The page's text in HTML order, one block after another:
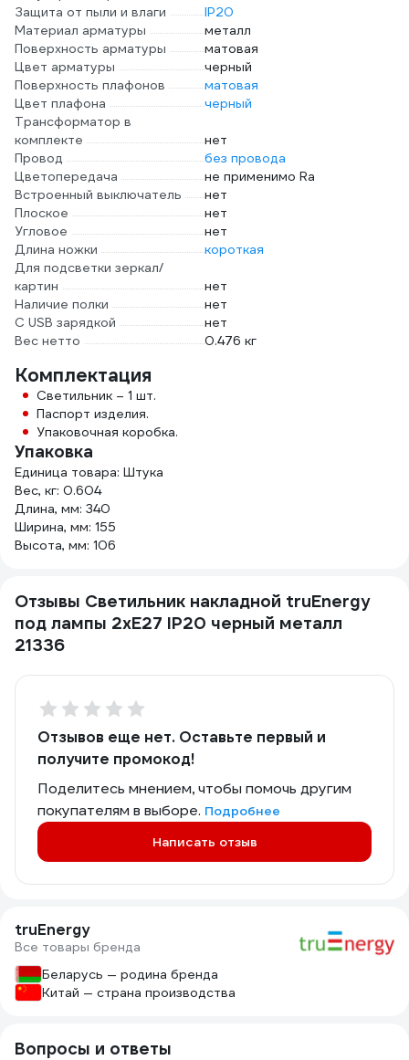
Защита от пыли и влаги
IP20
Материал арматуры
металл
Поверхность арматуры
матовая
Цвет арматуры
черный
Поверхность плафонов
матовая
Цвет плафона
черный
Трансформатор в
комплекте
нет
Провод
без провода
Цветопередача
не применимо Ra
Встроенный выключатель
нет
Плоское
нет
Угловое
нет
Длина ножки
короткая
Для подсветки зеркал/
картин
нет
Наличие полки
нет
С USB зарядкой
нет
Вес нетто
0.476 кг
Комплектация
Светильник – 1 шт.
Паспорт изделия.
Упаковочная коробка.
Упаковка
Единица товара: Штука
Вес, кг: 0.604
Длина, мм: 340
Ширина, мм: 155
Высота, мм: 106
Отзывы Светильник накладной truEnergy
под лампы 2xE27 IP20 черный металл
21336
Отзывов еще нет. Оставьте первый и
получите промокод!
Поделитесь мнением, чтобы помочь другим
покупателям в выборе. Подробнее
Написать отзыв
truEnergy
Все товары бренда
Беларусь — родина бренда
Китай — страна производства
Вопросы и ответы